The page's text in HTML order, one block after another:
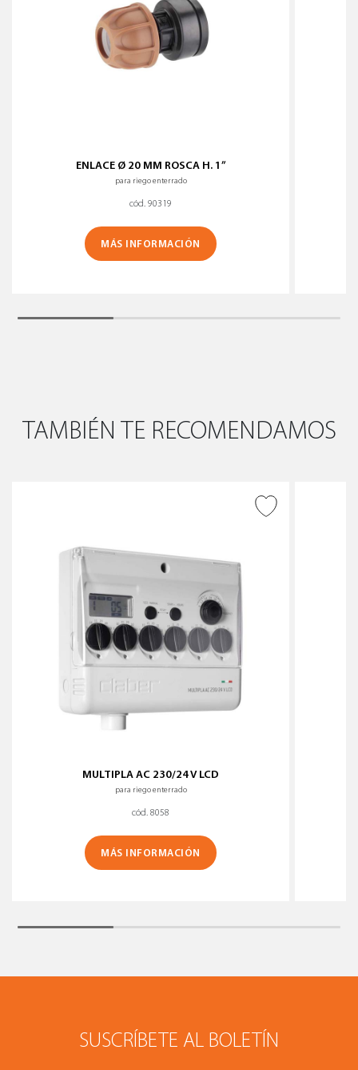
ENLACE Ø 20 MM ROSCA H. 1”
para riego enterrado
cód. 90319
MÁS INFORMACIÓN
TAMBIÉN TE RECOMENDAMOS
MULTIPLA AC 230/24 V LCD
para riego enterrado
cód. 8058
MÁS INFORMACIÓN
SUSCRÍBETE AL BOLETÍN